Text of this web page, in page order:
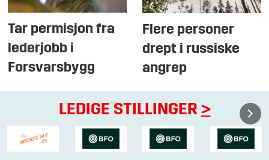
Tar permisjon fra
lederjobb i
Forsvarsbygg
Flere personer
drept i russiske
angrep
LEDIGE STILLINGER >